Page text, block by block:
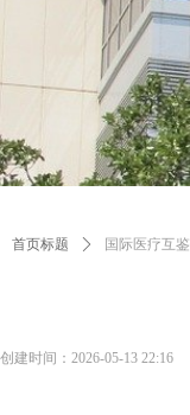
首页标题 ꄲ 国际医疗互
创建时间： 2026-05-13 22:16